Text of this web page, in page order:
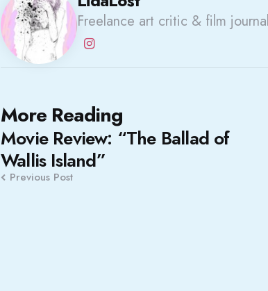
Freelance art critic & film
More Reading
Post
navigation
Movie Review: “The Ballad of
Wallis Island”
Previous Post